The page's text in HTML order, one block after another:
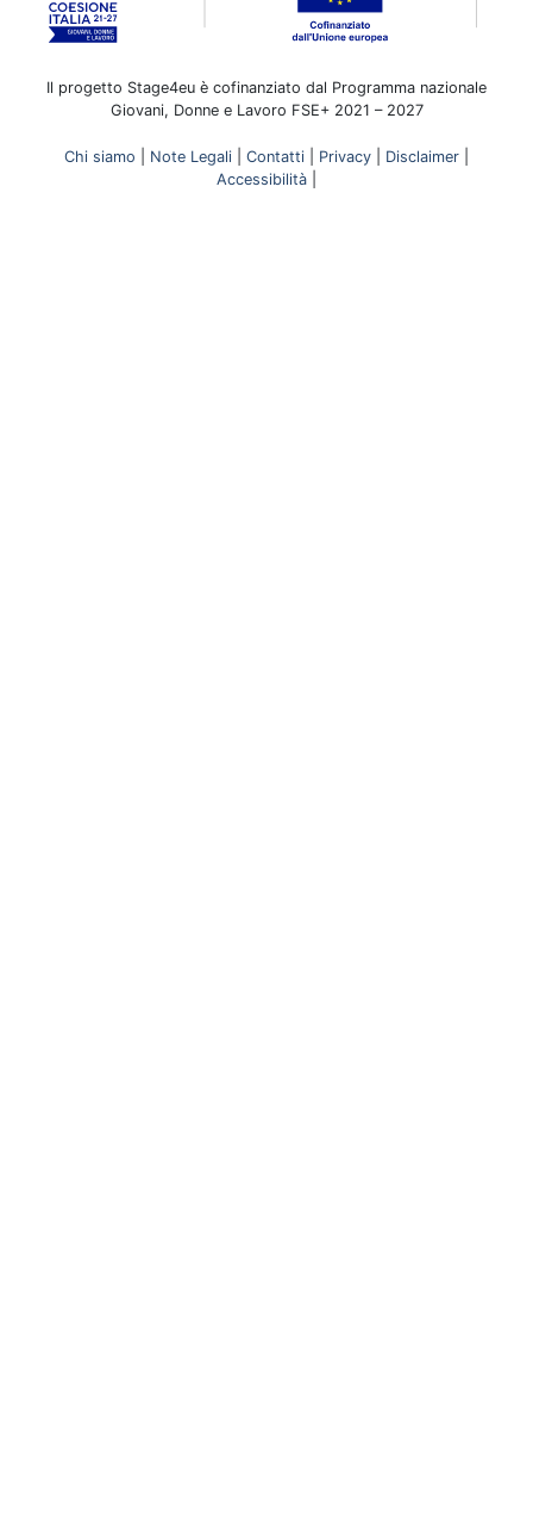
Il progetto Stage4eu è cofinanziato dal Programma nazionale
Giovani, Donne e Lavoro FSE+ 2021 – 2027
Chi siamo Note Legali Contatti Privacy Disclaimer
Accessibilità